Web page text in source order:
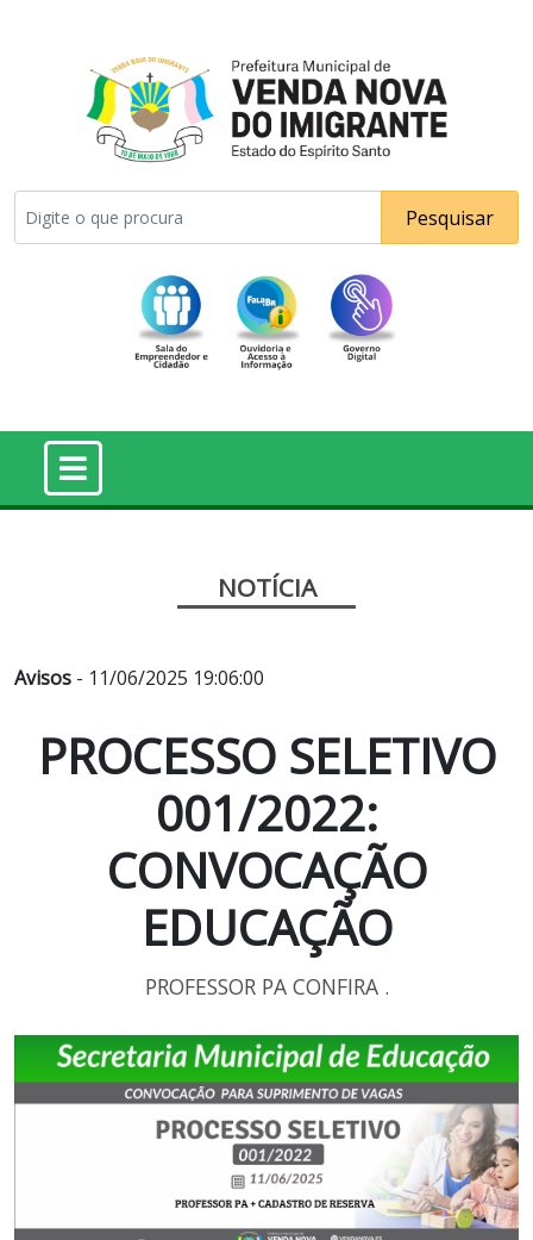
Pesquisar
NOTÍCIA
Avisos - 11/06/2025 19:06:00
PROCESSO SELETIVO
001/2022:
CONVOCAÇÃO
EDUCAÇÃO
PROFESSOR PA CONFIRA .